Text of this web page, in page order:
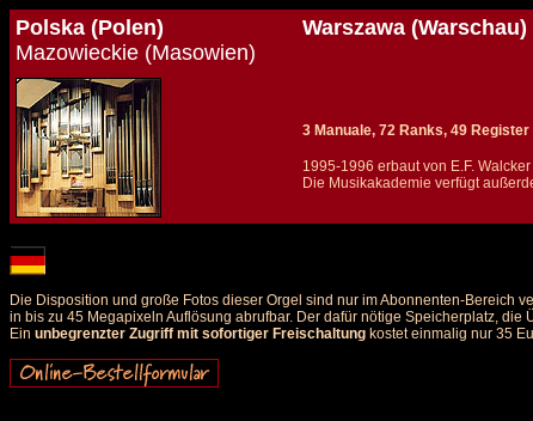
Polska (Polen)
Mazowieckie (Masowien)
Warszawa
3 Manuale, 72 Ranks, 49 Register
1995-1996 erbaut von E.F.
Die Musikakademie verfügt
Die Disposition und große Fotos dieser Orgel sind nur im Abonnenten-Bereich
in bis zu 45 Megapixeln Auflösung abrufbar. Der dafür nötige Speicherplatz,
Ein unbegrenzter Zugriff mit sofortiger Freischaltung kostet einmalig nur 35